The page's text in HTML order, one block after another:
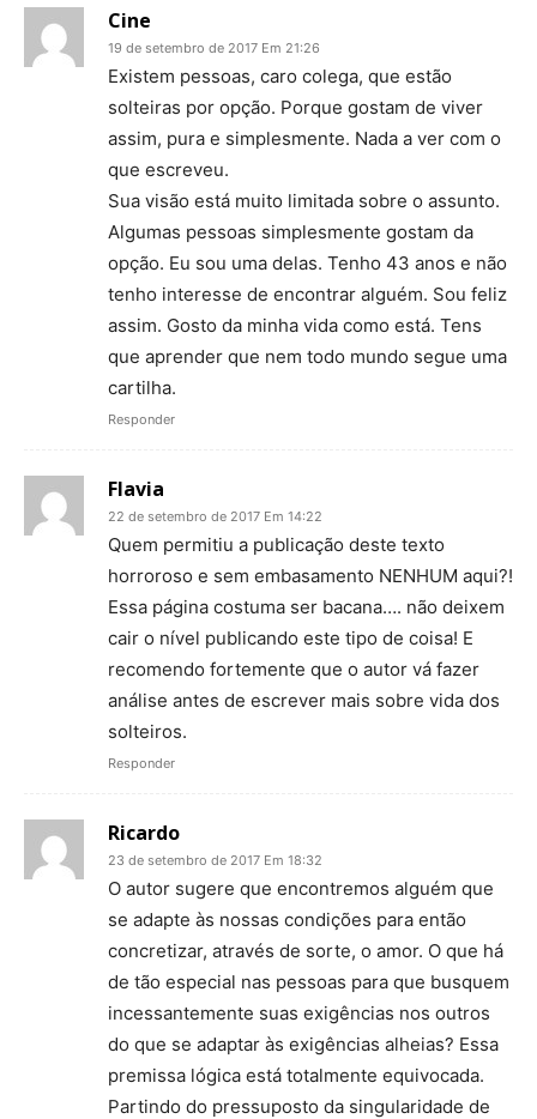
Cine
19 de setembro de 2017 Em 21:26
Existem pessoas, caro colega, que estão
solteiras por opção. Porque gostam de viver
assim, pura e simplesmente. Nada a ver com o
que escreveu.
Sua visão está muito limitada sobre o assunto.
Algumas pessoas simplesmente gostam da
opção. Eu sou uma delas. Tenho 43 anos e não
tenho interesse de encontrar alguém. Sou feliz
assim. Gosto da minha vida como está. Tens
que aprender que nem todo mundo segue uma
cartilha.
Responder
Flavia
22 de setembro de 2017 Em 14:22
Quem permitiu a publicação deste texto
horroroso e sem embasamento NENHUM aqui?!
Essa página costuma ser bacana…. não deixem
cair o nível publicando este tipo de coisa! E
recomendo fortemente que o autor vá fazer
análise antes de escrever mais sobre vida dos
solteiros.
Responder
Ricardo
23 de setembro de 2017 Em 18:32
O autor sugere que encontremos alguém que
se adapte às nossas condições para então
concretizar, através de sorte, o amor. O que há
de tão especial nas pessoas para que busquem
incessantemente suas exigências nos outros
do que se adaptar às exigências alheias? Essa
premissa lógica está totalmente equivocada.
Partindo do pressuposto da singularidade de